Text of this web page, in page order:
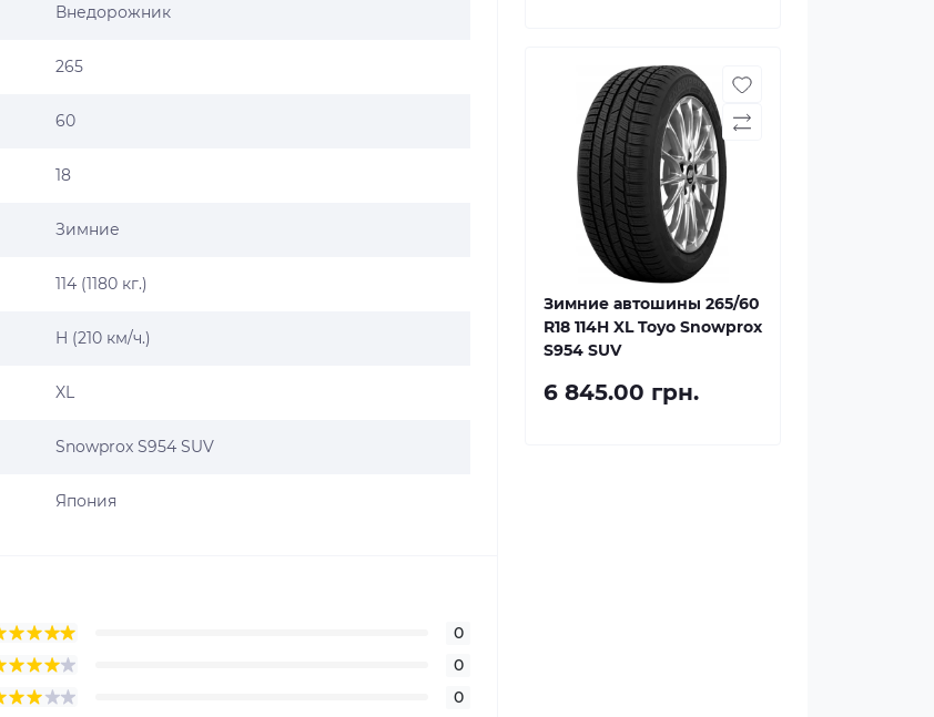
Внедорожник
265
60
18
Зимние
114 (1180 кг.)
H (210 км/ч.)
XL
Snowprox S954 SUV
Япония
0
0
0
Зимние автошины 265/60
R18 114H XL Toyo Snowprox
S954 SUV
6 845.00 грн.